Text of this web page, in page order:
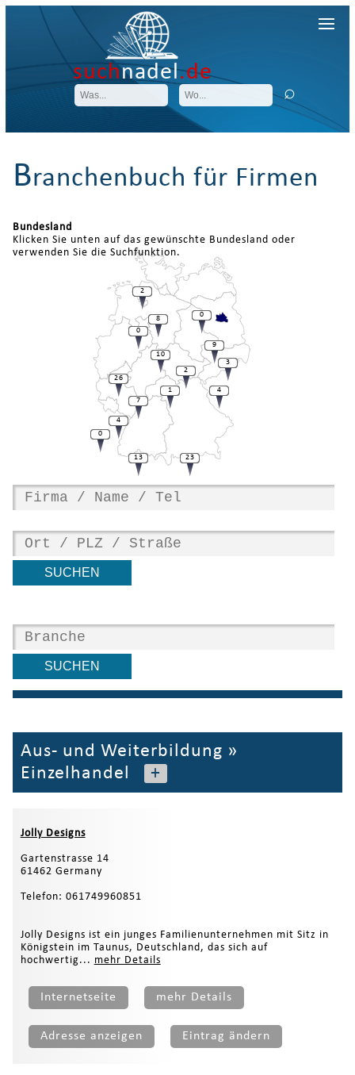
suchnadel.de
Branchenbuch für Firmen
Bundesland
Klicken Sie unten auf das gewünschte Bundesland oder
verwenden Sie die Suchfunktion.
4
3
26
9
2
0
8
2
0
10
0
7
4
13
1
23
Aus- und Weiterbildung »
Einzelhandel
+
Jolly Designs
Gartenstrasse 14
61462 Germany
Telefon: 061749960851
Jolly Designs ist ein junges Familienunternehmen mit Sitz in
Königstein im Taunus, Deutschland, das sich auf
hochwertig... mehr Details
Internetseite mehr Details
Adresse anzeigen Eintrag ändern